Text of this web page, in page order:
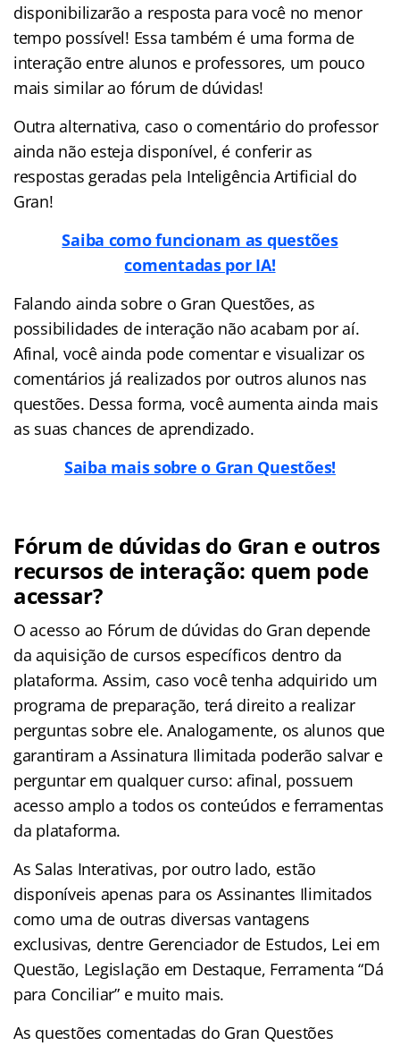
disponibilizarão a resposta para você no menor
tempo possível! Essa também é uma forma de
interação entre alunos e professores, um pouco
mais similar ao fórum de dúvidas!
Outra alternativa, caso o comentário do professor
ainda não esteja disponível, é conferir as
respostas geradas pela Inteligência Artificial do
Gran!
Saiba como funcionam as questões
comentadas por IA!
Falando ainda sobre o Gran Questões, as
possibilidades de interação não acabam por aí.
Afinal, você ainda pode comentar e visualizar os
comentários já realizados por outros alunos nas
questões. Dessa forma, você aumenta ainda mais
as suas chances de aprendizado.
Saiba mais sobre o Gran Questões!
Fórum de dúvidas do Gran e outros
recursos de interação: quem pode
acessar?
O acesso ao Fórum de dúvidas do Gran depende
da aquisição de cursos específicos dentro da
plataforma. Assim, caso você tenha adquirido um
programa de preparação, terá direito a realizar
perguntas sobre ele. Analogamente, os alunos que
garantiram a Assinatura Ilimitada poderão salvar e
perguntar em qualquer curso: afinal, possuem
acesso amplo a todos os conteúdos e ferramentas
da plataforma.
As Salas Interativas, por outro lado, estão
disponíveis apenas para os Assinantes Ilimitados
como uma de outras diversas vantagens
exclusivas, dentre Gerenciador de Estudos, Lei em
Questão, Legislação em Destaque, Ferramenta “Dá
para Conciliar” e muito mais.
As questões comentadas do Gran Questões